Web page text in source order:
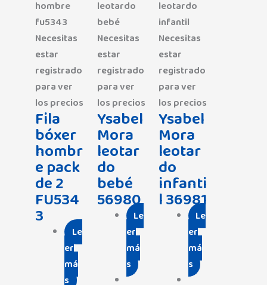
Necesitas
estar
registrado
para ver
los precios
Fila
bóxer
hombr
e pack
de 2
FU534
3
Le
er
má
s
Necesitas
estar
registrado
para ver
los precios
Ysabel
Mora
leotar
do
bebé
56980
Le
er
má
s
Necesitas
estar
registrado
para ver
los precios
Ysabel
Mora
leotar
do
infanti
l 36981
Le
er
má
s